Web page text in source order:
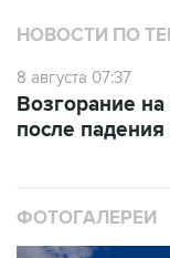
НОВОСТИ ПО
8 августа 07:37
Возгорание
после
ФОТОГАЛЕРЕИ